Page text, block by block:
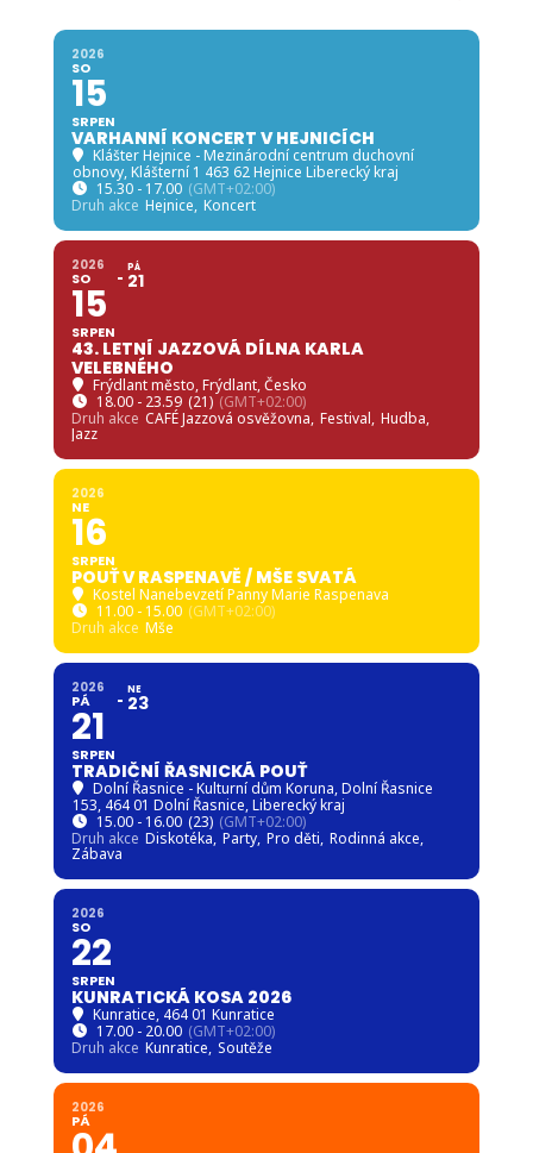
2026
SO
15
SRPEN
VARHANNÍ KONCERT V HEJNICÍCH
Klášter Hejnice - Mezinárodní centrum duchovní
obnovy, Klášterní 1 463 62 Hejnice Liberecký kraj
15.30 - 17.00 (GMT+02:00)
Druh akce Hejnice, Koncert
2026
SO
15
SRPEN
PÁ
21
43. LETNÍ JAZZOVÁ DÍLNA KARLA
VELEBNÉHO
Frýdlant město, Frýdlant, Česko
18.00 - 23.59 (21) (GMT+02:00)
Druh akce CAFÉ Jazzová osvěžovna, Festival, Hudba,
Jazz
2026
NE
16
SRPEN
POUŤ V RASPENAVĚ / MŠE SVATÁ
Kostel Nanebevzetí Panny Marie Raspenava
11.00 - 15.00 (GMT+02:00)
Druh akce Mše
2026
PÁ
21
SRPEN
NE
23
TRADIČNÍ ŘASNICKÁ POUŤ
Dolní Řasnice - Kulturní dům Koruna, Dolní Řasnice
153, 464 01 Dolní Řasnice, Liberecký kraj
15.00 - 16.00 (23) (GMT+02:00)
Druh akce Diskotéka, Party, Pro děti, Rodinná akce,
Zábava
2026
SO
22
SRPEN
KUNRATICKÁ KOSA 2026
Kunratice, 464 01 Kunratice
17.00 - 20.00 (GMT+02:00)
Druh akce Kunratice, Soutěže
2026
PÁ